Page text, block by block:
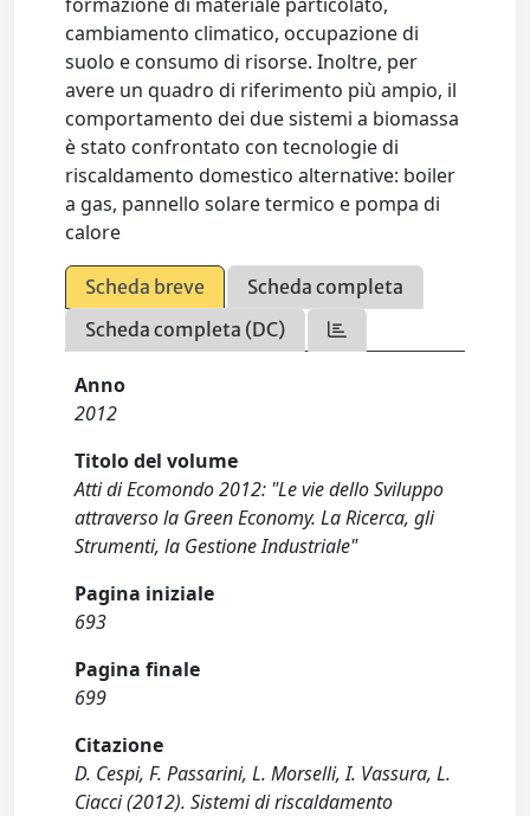
cambiamento climatico, occupazione di
suolo e consumo di risorse. Inoltre, per
avere un quadro di riferimento più ampio, il
comportamento dei due sistemi a biomassa
è stato confrontato con tecnologie di
riscaldamento domestico alternative: boiler
a gas, pannello solare termico e pompa di
calore
Scheda breve
Scheda completa
Scheda completa (DC)
Anno
2012
Titolo del volume
Atti di Ecomondo 2012: "Le vie dello Sviluppo
attraverso la Green Economy. La Ricerca, gli
Strumenti, la Gestione Industriale"
Pagina iniziale
693
Pagina finale
699
Citazione
D. Cespi, F. Passarini, L. Morselli, I. Vassura, L.
Ciacci (2012). Sistemi di riscaldamento